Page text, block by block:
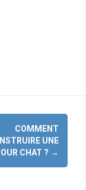
COMMENT
UNE
CHAT ? →